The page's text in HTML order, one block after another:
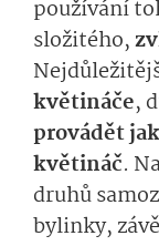
používání
složitého,
květináče,
provádět
květináč.
druhů
bylinky,